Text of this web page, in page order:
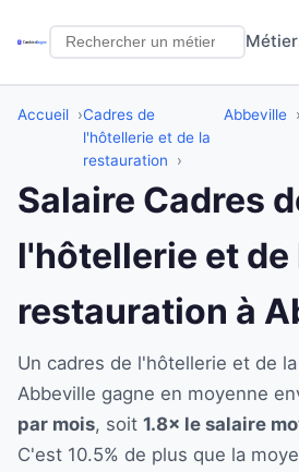
Accueil
Cadres de
l'hôtellerie et de la
restauration
Abbeville
Salaire Cadres
l'hôtellerie et de
restauration à
Un cadres de l'hôtellerie et de
Abbeville gagne en moyenne
par mois, soit 1.8× le salaire
C'est 10.5% de plus que la